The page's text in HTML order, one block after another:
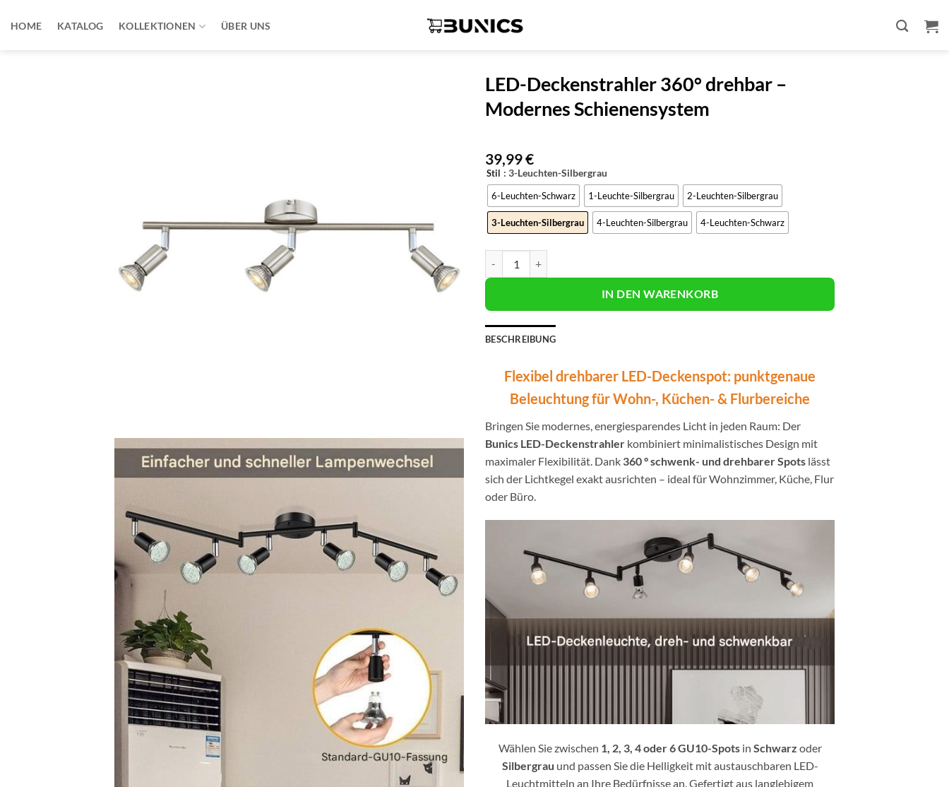
Inhalt
HOME KATALOG KOLLEKTIONEN ÜBER UNS
LED-Deckenstrahler 360° drehbar –
Modernes Schienensystem
39,99€
Stil : 3-Leuchten-Silbergrau
6-Leuchten-Schwarz 1-Leuchte-Silbergrau 2-Leuchten-Silbergrau
3-Leuchten-Silbergrau 4-Leuchten-Silbergrau 4-Leuchten-Schwarz
IN DEN WARENKORB
BESCHREIBUNG
Flexibel drehbarer LED-Deckenspot: punktgenaue
Beleuchtung für Wohn-, Küchen- & Flurbereiche
Bringen Sie modernes, energiesparendes Licht in jeden Raum: Der
Bunics LED-Deckenstrahler kombiniert minimalistisches Design mit
maximaler Flexibilität. Dank 360 ° schwenk- und drehbarer Spots lässt
sich der Lichtkegel exakt ausrichten – ideal für Wohnzimmer, Küche, Flur
oder Büro.
Wählen Sie zwischen 1, 2, 3, 4 oder 6 GU10-Spotsin Schwarz oder
Silbergrau und passen Sie die Helligkeit mit austauschbaren LED-
Leuchtmitteln an Ihre Bedürfnisse an. Gefertigt aus langlebigem